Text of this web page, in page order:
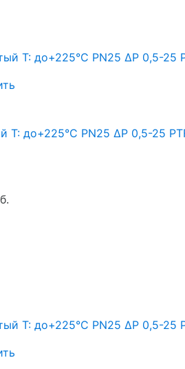
Т: до+225°С PN25 ∆P 0,5-25